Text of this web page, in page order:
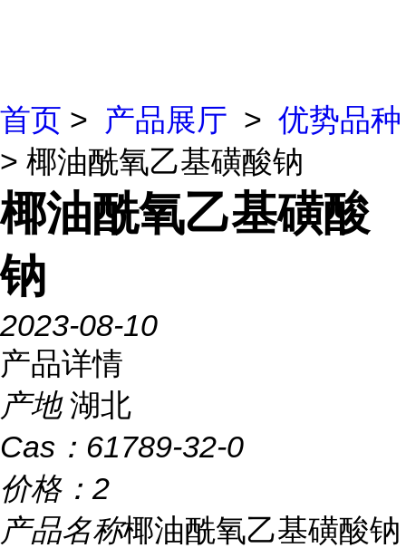
首页 > 产品展厅 > 优势品种
> 椰油酰氧乙基磺酸钠
椰油酰氧乙基磺酸
钠
2023-08-10
产品详情
产地 湖北
Cas： 61789-32-0
价格： 2
产品名称椰油酰氧乙基磺酸钠